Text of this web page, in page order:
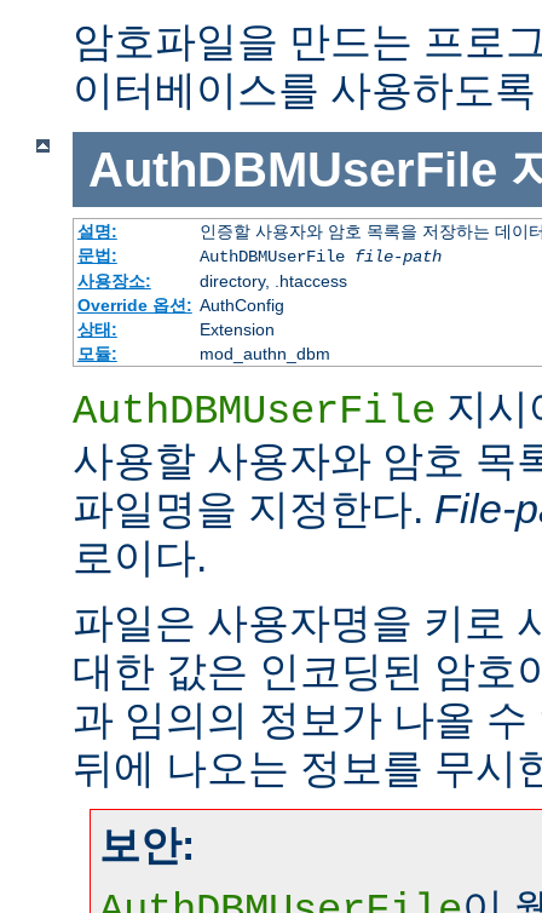
암호파일을 만드는 프로
이터베이스를 사용하도
AuthDBMUserFile
설명:
인증할 사용자와 암호 목록을 저장하는 데이
문법:
AuthDBMUserFile file-path
사용장소:
directory, .htaccess
Override 옵션: AuthConfig
상태:
Extension
모듈:
mod_authn_dbm
AuthDBMUserFile 지시
사용할 사용자와 암호 목
파일명을 지정한다. File-
로이다.
파일은 사용자명을 키로
대한 값은 인코딩된 암호
과 임의의 정보가 나올
뒤에 나오는 정보를 무시
보안: